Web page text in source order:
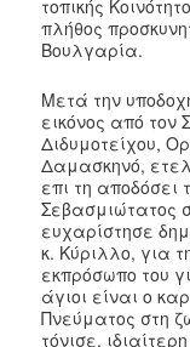
τοπικής
πλήθος
Βουλγαρία.
Μετά την
εικόνος από τον
Διδυμοτείχου,
Δαμασκηνό,
επι τη αποδόσει
Σεβασμιώτατος
ευχαρίστησε
κ. Κύριλλο, για
εκπρόσωπο του
άγιοι είναι ο
Πνεύματος στη
τόνισε,